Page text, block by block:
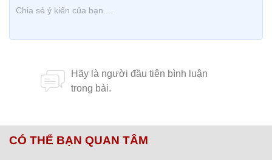
CÓ THỂ BẠN QUAN TÂM